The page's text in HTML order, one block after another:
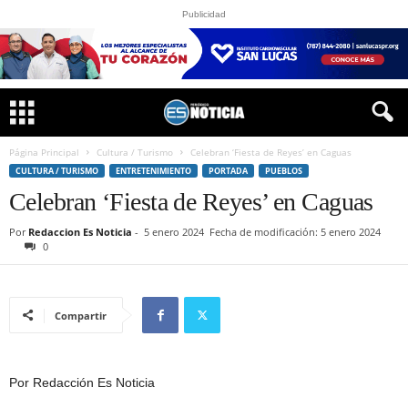
Publicidad
Página Principal Cultura / Turismo Celebran ‘Fiesta de Reyes’ en Caguas
CULTURA / TURISMO ENTRETENIMIENTO PORTADA PUEBLOS
Celebran ‘Fiesta de Reyes’ en Caguas
Por Redaccion Es Noticia - 5 enero 2024 Fecha de modificación: 5 enero 2024
0
Compartir
Por Redacción Es Noticia